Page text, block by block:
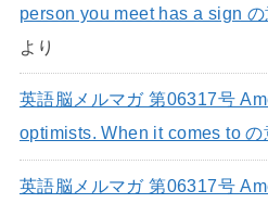
person you meet has a sign の
より
英語脳メルマガ 第06317号
optimists. When it comes to の
英語脳メルマガ 第06317号